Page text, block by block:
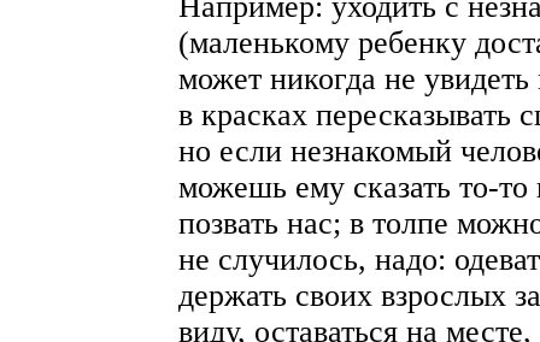
(маленькому ребенку
может никогда не
в красках пересказывать
но если незнакомый
можешь ему сказать то-
позвать нас; в толпе
не случилось, надо:
держать своих взрослых
виду, оставаться на